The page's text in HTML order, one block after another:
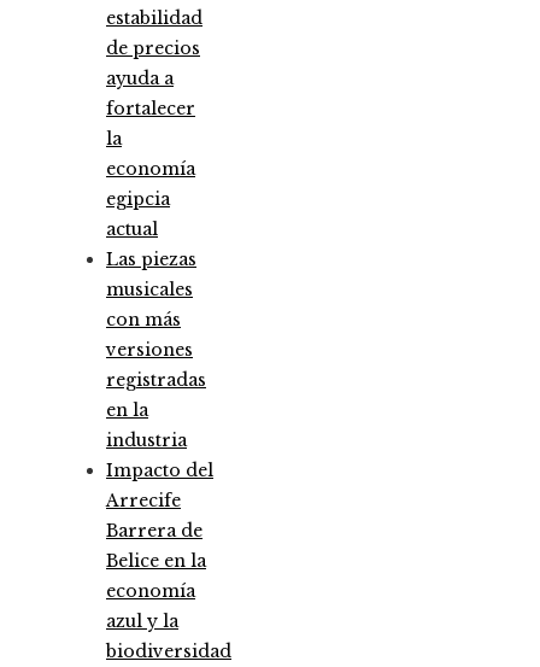
estabilidad
de precios
ayuda a
fortalecer
la
economía
egipcia
actual
Las piezas
musicales
con más
versiones
registradas
en la
industria
Impacto del
Arrecife
Barrera de
Belice en la
economía
azul y la
biodiversidad